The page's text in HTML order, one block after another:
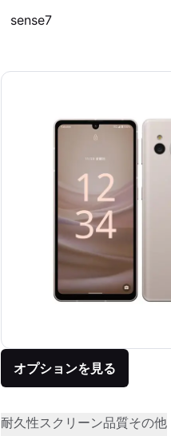
sense7
オプションを見る
耐久性スクリーン品質その他